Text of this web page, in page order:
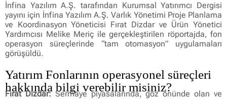
İnfina Yazılım A.Ş. tarafından Kurumsal Yatırımcı Dergisi
yayını için İnfina Yazılım A.Ş. Varlık Yönetimi Proje Planlama
ve Koordinasyon Yöneticisi Fırat Dizdar ve Ürün Yönetici
Yardımcısı Melike Meriç ile gerçekleştirilen röportajda, fon
operasyon süreçlerinde “tam otomasyon” uygulamaları
görüşüldü.
Yatırım Fonlarının operasyonel süreçleri
hakkında bilgi verebilir misiniz?
Fırat Dizdar:Sermaye piyasalarında, göz önünde olan ve